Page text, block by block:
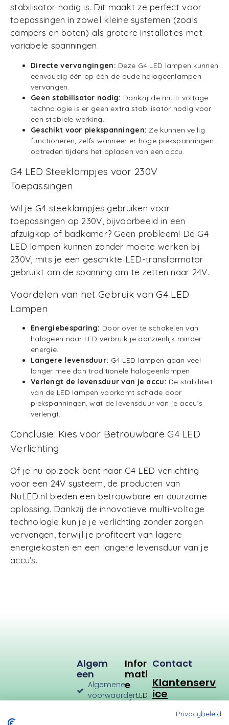
stabilisator nodig is. Dit maakt ze perfect voor
toepassingen in zowel kleine systemen (zoals
campers en boten) als grotere installaties met
variabele spanningen.
Directe vervangingen: Deze G4 LED lampen kunnen
eenvoudig één op één de oude halogeenlampen
vervangen.
Geen stabilisator nodig: Dankzij de multi-voltage
technologie is er geen extra stabilisator nodig voor
een stabiele werking.
Geschikt voor piekspanningen: Ze kunnen veilig
functioneren, zelfs wanneer er hoge piekspanningen
optreden tijdens het opladen van een accu.
G4 LED Steeklampjes voor 230V
Toepassingen
Wil je G4 steeklampjes gebruiken voor
toepassingen op 230V, bijvoorbeeld in een
afzuigkap of badkamer? Geen probleem! De G4
LED lampen kunnen zonder moeite werken bij
230V, mits je een geschikte LED-transformator
gebruikt om de spanning om te zetten naar 24V.
Voordelen van het Gebruik van G4 LED
Lampen
Energiebesparing: Door over te schakelen van
halogeen naar LED verbruik je aanzienlijk minder
energie.
Langere levensduur: G4 LED lampen gaan veel
langer mee dan traditionele halogeenlampen.
Verlengt de levensduur van je accu: De stabiliteit
van de LED lampen voorkomt schade door
piekspanningen, wat de levensduur van je accu’s
verlengt.
Conclusie: Kies voor Betrouwbare G4 LED
Verlichting
Of je nu op zoek bent naar G4 LED verlichting
voor een 24V systeem, de producten van
NuLED.nl bieden een betrouwbare en duurzame
oplossing. Dankzij de innovatieve multi-voltage
technologie kun je je verlichting zonder zorgen
vervangen, terwijl je profiteert van lagere
energiekosten en een langere levensduur van je
accu’s.
Infor
Mati
E
LED
Algem
Een
Algemene
voorwaarden
Contact
Klantenserv
ice
Privacybeleid